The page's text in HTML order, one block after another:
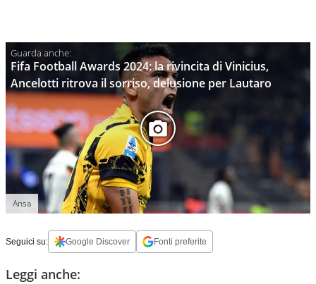
Fifa Football Awards 2024: la rivincita di Vinicius,
Ancelotti ritrova il sorriso, delusione per Lautaro
Ansa
Seguici su: Google Discover Fonti preferite
Leggi anche: